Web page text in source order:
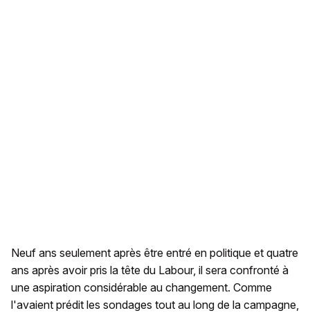
Neuf ans seulement après être entré en politique et quatre
ans après avoir pris la tête du Labour, il sera confronté à
une aspiration considérable au changement. Comme
l'avaient prédit les sondages tout au long de la campagne,